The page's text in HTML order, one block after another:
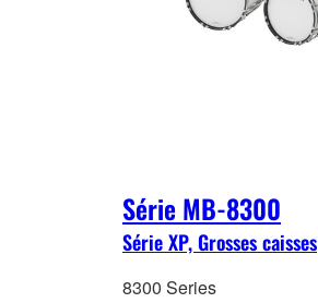
Série MB-8300
Série XP, Grosses caisses
8300 Series